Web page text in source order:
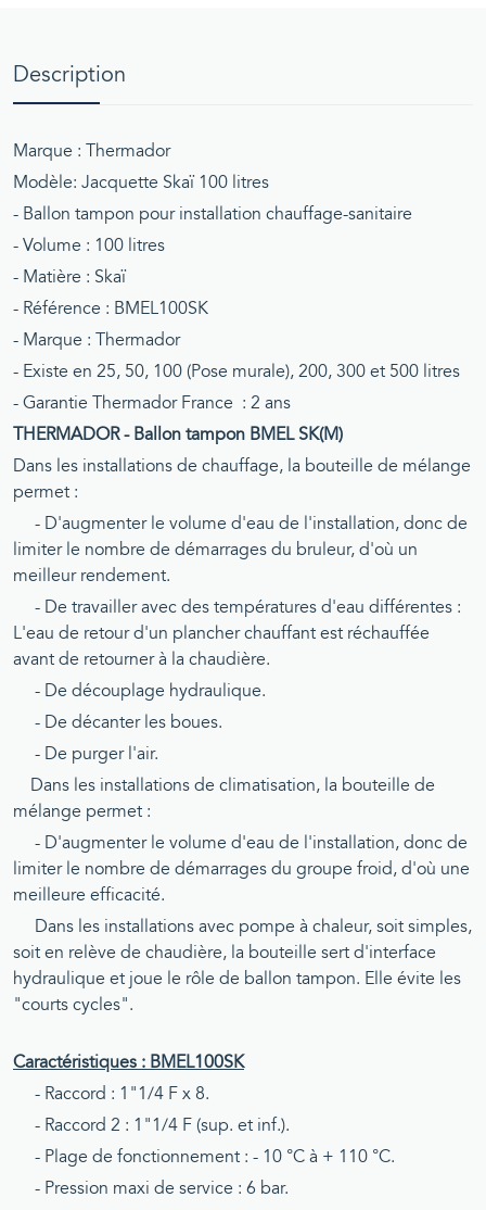
Description
Marque : Thermador
Modèle: Jacquette Skaï 100 litres
- Ballon tampon pour installation chauffage-sanitaire
- Volume : 100 litres
- Matière : Skaï
- Référence : BMEL100SK
- Marque : Thermador
- Existe en 25, 50, 100 (Pose murale), 200, 300 et 500 litres
- Garantie Thermador France : 2 ans
THERMADOR - Ballon tampon BMEL SK(M)
Dans les installations de chauffage, la bouteille de mélange
permet :
- D'augmenter le volume d'eau de l'installation, donc de
limiter le nombre de démarrages du bruleur, d'où un
meilleur rendement.
- De travailler avec des températures d'eau différentes :
L'eau de retour d'un plancher chauffant est réchauffée
avant de retourner à la chaudière.
- De découplage hydraulique.
- De décanter les boues.
- De purger l'air.
Dans les installations de climatisation, la bouteille de
mélange permet :
- D'augmenter le volume d'eau de l'installation, donc de
limiter le nombre de démarrages du groupe froid, d'où une
meilleure efficacité.
Dans les installations avec pompe à chaleur, soit simples,
soit en relève de chaudière, la bouteille sert d'interface
hydraulique et joue le rôle de ballon tampon. Elle évite les
"courts cycles".
Caractéristiques : BMEL100SK
- Raccord : 1"1/4 F x 8.
- Raccord 2 : 1"1/4 F (sup. et inf.).
- Plage de fonctionnement : - 10 °C à + 110 °C.
- Pression maxi de service : 6 bar.